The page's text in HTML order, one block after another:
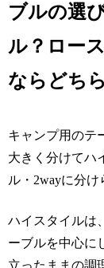
ブルの選
ル？ロー
ならどち
キャンプ用のテ
大きく分けてハ
ル・2wayに分け
ハイスタイルは
ーブルを中心に
立ったままの調